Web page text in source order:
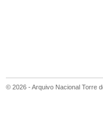
© 2026 - Arquivo Nacional Torre